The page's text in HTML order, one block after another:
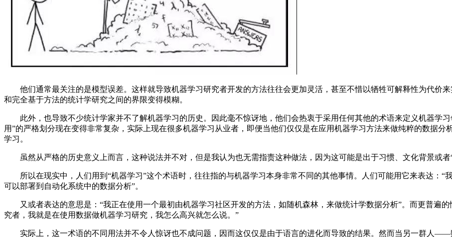
他们通常最关注的是模型误差。这样就导致机器学习研究者开发的方法往往会更加灵活，甚至不惜以牺牲可解释性为代价
和完全基于方法的统计学研究之间的界限变得模糊。
此外，也导致不少统计学家并不了解机器学习的历史。因此毫不惊讶地，他们会热衷于采用任何其他的术语来定义机器学
用”的严格划分现在变得非常复杂，实际上现在很多机器学习从业者，即便当他们仅仅是在应用机器学习方法来做纯粹的数据
学习。
虽然从严格的历史意义上而言，这种说法并不对，但是我认为也无需指责这种做法，因为这可能是出于习惯、文化背景或者
所以在现实中，人们用到“机器学习”这个术语时，往往指的与机器学习本身非常不同的其他事情。人们可能用它来表达：“
可以部署到自动化系统中的数据分析”。
又或者表达的意思是：“我正在使用一个最初由机器学习社区开发的方法，如随机森林，来做统计学数据分析”。而更普遍
究者，我就是在使用数据做机器学习研究，我怎么高兴就怎么说。”
实际上，这一术语的不同用法并不令人惊讶也不成问题，因而这仅仅是由于语言的进化而导致的结果。然而当另一群人——